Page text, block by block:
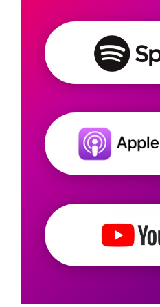
Spotify
Podcasts
YouTube